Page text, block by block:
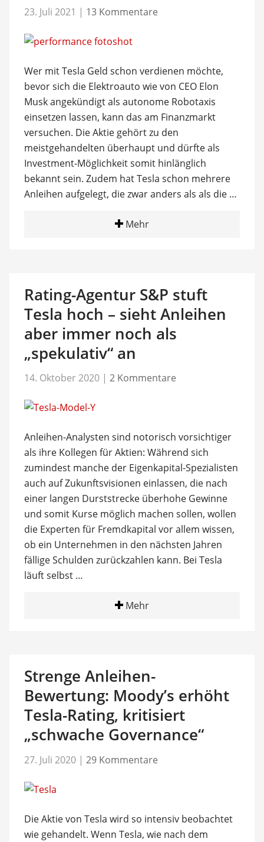
23. Juli 2021 | 13 Kommentare
Wer mit Tesla Geld schon verdienen möchte,
bevor sich die Elektroauto wie von CEO Elon
Musk angekündigt als autonome Robotaxis
einsetzen lassen, kann das am Finanzmarkt
versuchen. Die Aktie gehört zu den
meistgehandelten überhaupt und dürfte als
Investment-Möglichkeit somit hinlänglich
bekannt sein. Zudem hat Tesla schon mehrere
Anleihen aufgelegt, die zwar anders als als die …
Mehr
Rating-Agentur S&P stuft
Tesla hoch – sieht Anleihen
aber immer noch als
„spekulativ“ an
14. Oktober 2020 | 2 Kommentare
Anleihen-Analysten sind notorisch vorsichtiger
als ihre Kollegen für Aktien: Während sich
zumindest manche der Eigenkapital-Spezialisten
auch auf Zukunftsvisionen einlassen, die nach
einer langen Durststrecke überhohe Gewinne
und somit Kurse möglich machen sollen, wollen
die Experten für Fremdkapital vor allem wissen,
ob ein Unternehmen in den nächsten Jahren
fällige Schulden zurückzahlen kann. Bei Tesla
läuft selbst …
Mehr
Strenge Anleihen-
Bewertung: Moody’s erhöht
Tesla-Rating, kritisiert
„schwache Governance“
27. Juli 2020 | 29 Kommentare
Die Aktie von Tesla wird so intensiv beobachtet
wie gehandelt. Wenn Tesla, wie nach dem